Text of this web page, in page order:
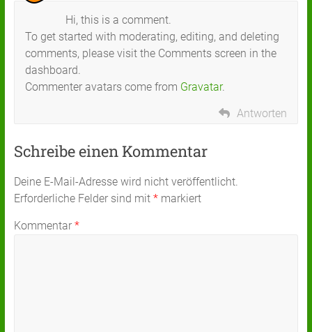
Hi, this is a comment.
To get started with moderating, editing, and deleting
comments, please visit the Comments screen in the
dashboard.
Commenter avatars come from Gravatar.
Antworten
Schreibe einen Kommentar
Deine E-Mail-Adresse wird nicht veröffentlicht.
Erforderliche Felder sind mit *markiert
Kommentar *